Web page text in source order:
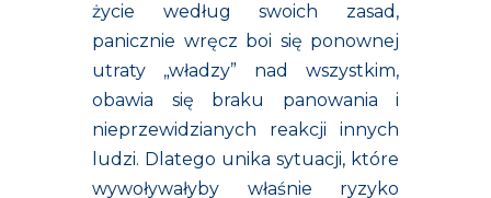
życie według swoich zasad,
panicznie wręcz boi się ponownej
utraty „władzy” nad wszystkim,
obawia się braku panowania i
nieprzewidzianych reakcji innych
ludzi. Dlatego unika sytuacji, które
wywoływałyby właśnie ryzyko